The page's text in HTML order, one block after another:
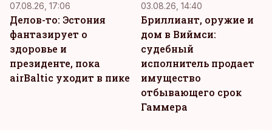
07.08.26, 17:06
Делов-то: Эстония
фантазирует о
здоровье и
президенте, пока
airBaltic уходит в пике
03.08.26, 14:40
Бриллиант, оружие и
дом в Виймси:
судебный
исполнитель продает
имущество
отбывающего срок
Гаммера